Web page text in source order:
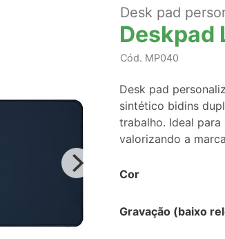
Desk pad
Deskpad
Cód. MP040
Desk pad
sintético bidins
trabalho. Ideal
valorizando a
Cor
Gravação (baixo